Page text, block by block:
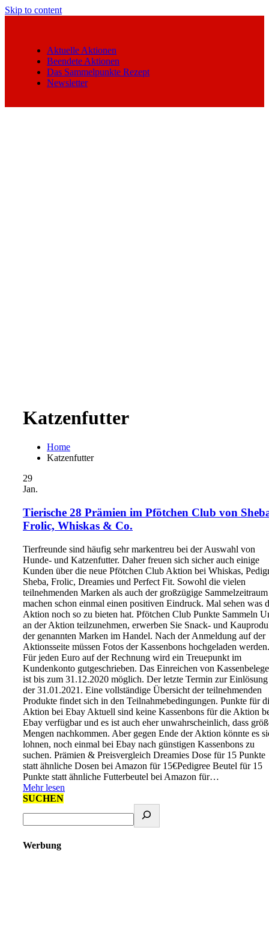
Skip to content
Aktuelle Aktionen
Beendete Aktionen
Das Sammelpunkte Rezept
Newsletter
Katzenfutter
Home
Katzenfutter
29
Jan.
Tierische 28 Prämien im Pfötchen Club von
Frolic, Whiskas & Co.
Tierfreunde sind häufig sehr markentreu bei der Auswahl von
Hunde- und Katzenfutter. Daher freuen sich sicher auch einige
Kunden über die neue Pfötchen Club Aktion bei Whiskas,
Sheba, Frolic, Dreamies und Perfect Fit. Sowohl die vielen
teilnehmenden Marken als auch der großzügige Sammelzeitraum
machen schon einmal einen positiven Eindruck. Mal sehen was
Aktion noch so zu bieten hat. Pfötchen Club Punkte Sammeln
an der Aktion teilzunehmen, erwerben Sie Snack- und
der genannten Marken im Handel. Nach der Anmeldung auf der
Aktionsseite müssen Fotos der Kassenbons hochgeladen werden.
Für jeden Euro auf der Rechnung wird ein Treuepunkt im
Kundenkonto gutgeschrieben. Das Einreichen von
ist bis zum 31.12.2020 möglich. Der letzte Termin zur
der 31.01.2021. Eine vollständige Übersicht der teilnehmenden
Produkte findet sich in den Teilnahmebedingungen. Punkte für
Aktion bei Ebay Aktuell sind keine Kassenbons für die Aktion
Ebay verfügbar und es ist auch eher unwahrscheinlich, dass
Mengen nachkommen. Aber gegen Ende der Aktion könnte es
lohnen, noch einmal bei Ebay nach günstigen Kassenbons zu
suchen. Prämien & Preisvergleich Dreamies Dose für 15 Punkte
statt ähnliche Dosen bei Amazon für 15€Pedigree Beutel für 15
Punkte statt ähnliche Futterbeutel bei Amazon für…
Mehr lesen
SUCHEN
Werbung